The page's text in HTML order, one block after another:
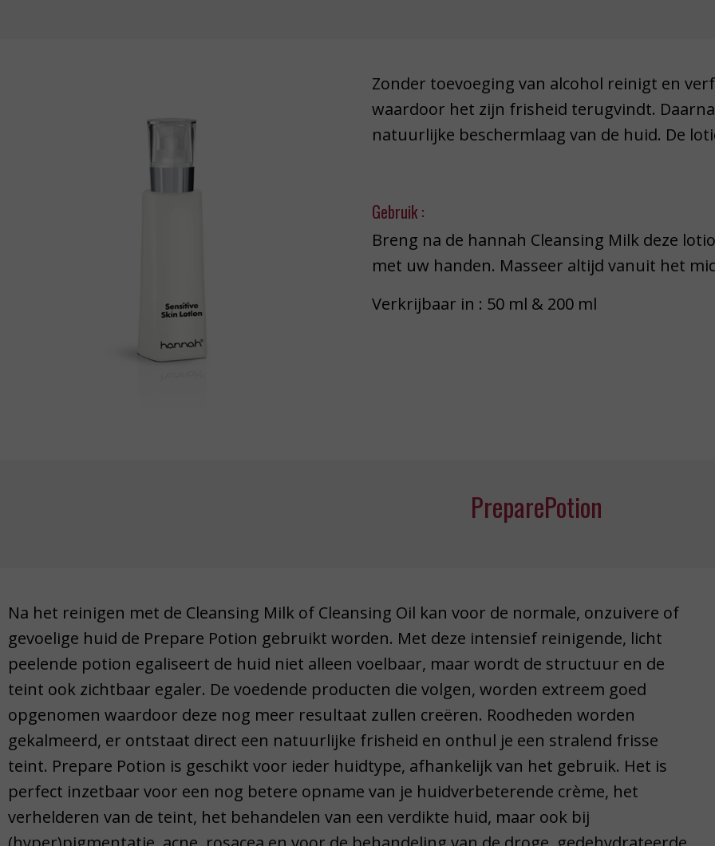
Zonder toevoeging van alcohol reinigt en
waardoor het zijn frisheid terugvindt.
natuurlijke beschermlaag van de huid. De
Gebruik :
Breng na de hannah Cleansing Milk deze
met uw handen. Masseer altijd vanuit het
Verkrijbaar in : 50 ml & 200 ml
PreparePotion
Na het reinigen met de Cleansing Milk of Cleansing Oil kan voor de normale, onzuivere of
gevoelige huid de Prepare Potion gebruikt worden. Met deze intensief reinigende, licht
peelende potion egaliseert de huid niet alleen voelbaar, maar wordt de structuur en de
teint ook zichtbaar egaler. De voedende producten die volgen, worden extreem goed
opgenomen waardoor deze nog meer resultaat zullen creëren. Roodheden worden
gekalmeerd, er ontstaat direct een natuurlijke frisheid en onthul je een stralend frisse
teint. Prepare Potion is geschikt voor ieder huidtype, afhankelijk van het gebruik. Het is
perfect inzetbaar voor een nog betere opname van je huidverbeterende crème, het
verhelderen van de teint, het behandelen van een verdikte huid, maar ook bij